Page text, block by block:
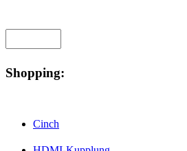
Shopping:
Cinch